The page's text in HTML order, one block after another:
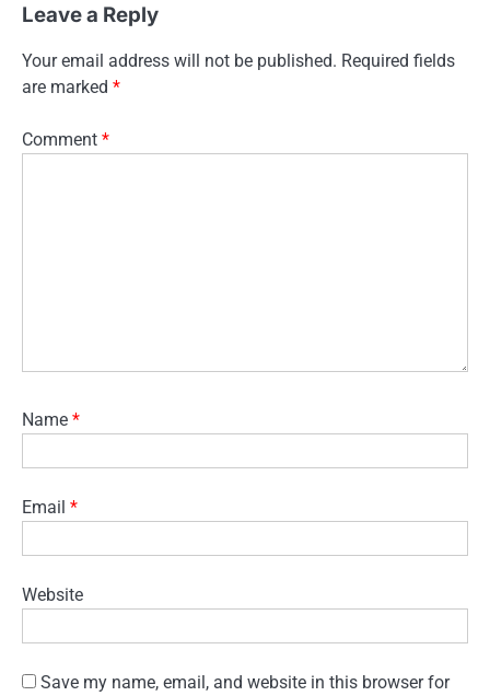
Leave a Reply
Your email address will not be published. Required fields
are marked *
Comment *
Name *
Email *
Website
Save my name, email, and website in this browser for